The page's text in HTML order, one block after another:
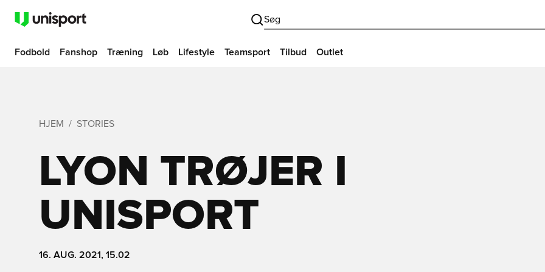
Søg
Fodbold Fanshop Træning Løb Lifestyle Teamsport Tilbud Outlet
HJEM STORIES
LYON TRØJER I
UNISPORT
16. AUG. 2021, 15.02